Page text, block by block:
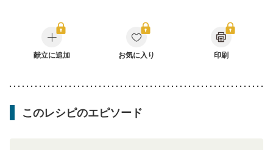
糖尿病性腎症（第３期）
CKD（ステージ１）
CKD（ステージ２）
CKD（ステージ３a）
CKD（ステージ３b）
透析
乳がん（抗がん剤治療中）
妊婦健診・血糖値が気になる（初期）
献立に追加 お気に入り 印刷
このレシピのエピソード